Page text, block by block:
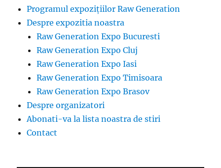
Programul expozițiilor Raw Generation
Despre expozitia noastra
Raw Generation Expo Bucuresti
Raw Generation Expo Cluj
Raw Generation Expo Iasi
Raw Generation Expo Timisoara
Raw Generation Expo Brasov
Despre organizatori
Abonati-va la lista noastra de stiri
Contact